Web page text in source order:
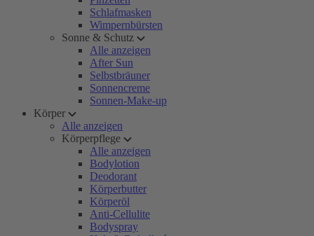
Schlafmasken
Wimpernbürsten
Sonne & Schutz
Alle anzeigen
After Sun
Selbstbräuner
Sonnencreme
Sonnen-Make-up
Körper
Alle anzeigen
Körperpflege
Alle anzeigen
Bodylotion
Deodorant
Körperbutter
Körperöl
Anti-Cellulite
Bodyspray